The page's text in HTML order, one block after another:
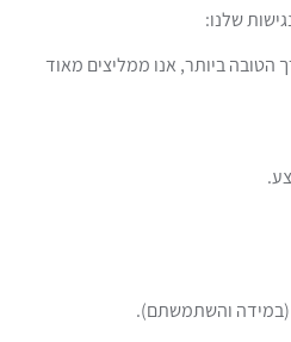
שלנו:
ביותר, אנו ממליצים מאוד
(במידה והשתמשתם).